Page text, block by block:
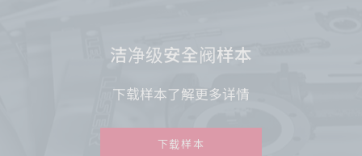
洁净级安全阀样本
下载样本了解更多详情
下载样本